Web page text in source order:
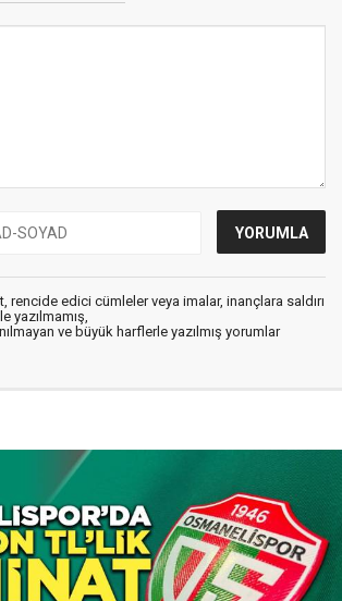
rencide edici cümleler veya imalar, inançlara saldırı
yazılmamış,
ve büyük harflerle yazılmış yorumlar